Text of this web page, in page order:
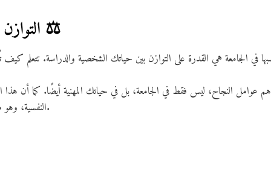
6. التوازن بين الحياة والدراسة ⚖️
في الجامعة هي القدرة على التوازن بين حياتك الشخصية والدراسة. تتعلم كيف
النجاح، ليس فقط في الجامعة، بل في حياتك المهنية أيضًا. كما أن
النفسية، وهو ما يُؤثر إيجابيًا على إنتاجيتك وسعادتك.